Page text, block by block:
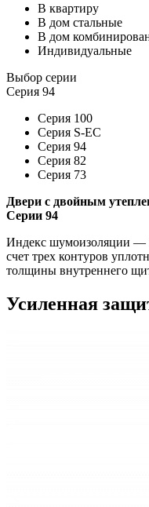
В квартиру
В дом стальные
В дом
Индивидуальные
Выбор серии
Серия 94
Серия 100
Серия S-EC
Серия 94
Серия 82
Серия 73
Двери с двойным
Серии 94
Индекс шумоизоляции —
счет трех контуров
толщины внутреннего
Усиленная